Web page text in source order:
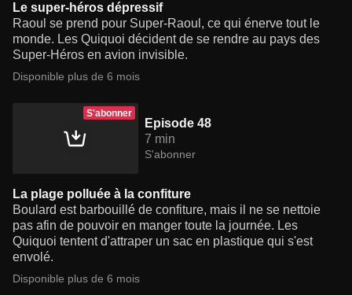
Le super-héros dépressif
Raoul se prend pour Super-Raoul, ce qui énerve tout le
monde. Les Quiquoi décident de se rendre au pays des
Super-Héros en avion invisible.
Disponible plus de 6 mois
S'abonner
Episode 48
7 min
S'abonner
La plage polluée à la confiture
Boulard est barbouillé de confiture, mais il ne se nettoie
pas afin de pouvoir en manger toute la journée. Les
Quiquoi tentent d'attraper un sac en plastique qui s'est
envolé.
Disponible plus de 6 mois